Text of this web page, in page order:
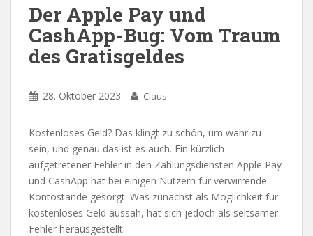
Der Apple Pay und
CashApp-Bug: Vom Traum
des Gratisgeldes
28. Oktober 2023 Claus
Kostenloses Geld? Das klingt zu schön, um wahr zu
sein, und genau das ist es auch. Ein kürzlich
aufgetretener Fehler in den Zahlungsdiensten Apple Pay
und CashApp hat bei einigen Nutzern für verwirrende
Kontostände gesorgt. Was zunächst als Möglichkeit für
kostenloses Geld aussah, hat sich jedoch als seltsamer
Fehler herausgestellt.